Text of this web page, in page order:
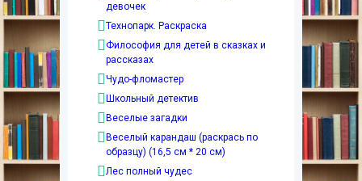
девочек
Технопарк. Раскраска
Философия для детей в сказках и
рассказах
Чудо-фломастер
Школьный детектив
Веселые загадки
Веселый карандаш (раскрась по
образцу) (16,5 см * 20 см)
Лес полный чудес